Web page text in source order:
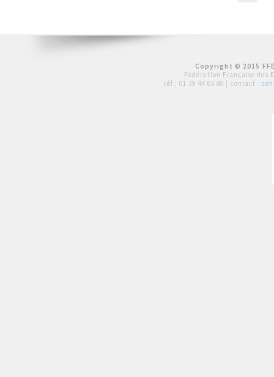
Copyright © 2015
Fédération Française des
tél : 01 39 44 65 80 | contact :